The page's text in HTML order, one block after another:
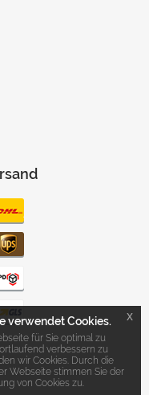
verwendet Cookies.
für Sie optimal zu
verbessern zu
wir Cookies. Durch die
Webseite stimmen Sie der
von Cookies zu.
x